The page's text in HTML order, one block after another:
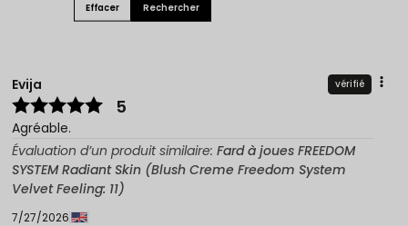
Effacer Rechercher
Evija vérifié
5
Agréable.
Évaluation d’un produit similaire: Fard à joues FREEDOM
SYSTEM Radiant Skin (Blush Creme Freedom System
Velvet Feeling: 11)
7/27/2026